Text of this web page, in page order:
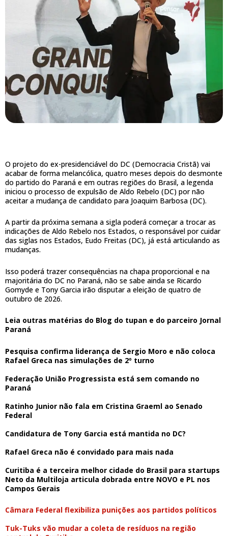
O projeto do ex-presidenciável do DC (Democracia Cristã) vai
acabar de forma melancólica, quatro meses depois do desmonte
do partido do Paraná e em outras regiões do Brasil, a legenda
iniciou o processo de expulsão de Aldo Rebelo (DC) por não
aceitar a mudança de candidato para Joaquim Barbosa (DC).
A partir da próxima semana a sigla poderá começar a trocar as
indicações de Aldo Rebelo nos Estados, o responsável por cuidar
das siglas nos Estados, Eudo Freitas (DC), já está articulando as
mudanças.
Isso poderá trazer consequências na chapa proporcional e na
majoritária do DC no Paraná, não se sabe ainda se Ricardo
Gomyde e Tony Garcia irão disputar a eleição de quatro de
outubro de 2026.
Leia outras matérias do Blog do tupan e do parceiro Jornal
Paraná
Pesquisa confirma liderança de Sergio Moro e não coloca
Rafael Greca nas simulações de 2º turno
Federação União Progressista está sem comando no
Paraná
Ratinho Junior não fala em Cristina Graeml ao Senado
Federal
Candidatura de Tony Garcia está mantida no DC?
Rafael Greca não é convidado para mais nada
Curitiba é a terceira melhor cidade do Brasil para startups
Neto da Multiloja articula dobrada entre NOVO e PL nos
Campos Gerais
Câmara Federal flexibiliza punições aos partidos políticos
Tuk-Tuks vão mudar a coleta de resíduos na região